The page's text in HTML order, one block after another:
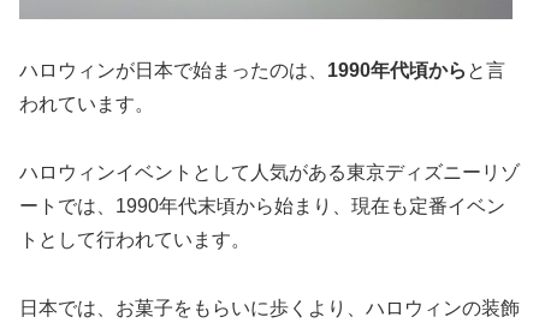
ハロウィンが日本で始まったのは、 1990年代頃から と言
われています。
ハロウィンイベントとして人気がある東京ディズニーリゾ
ートでは、1990年代末頃から始まり、現在も定番イベン
トとして行われています。
日本では、お菓子をもらいに歩くより、ハロウィンの装飾